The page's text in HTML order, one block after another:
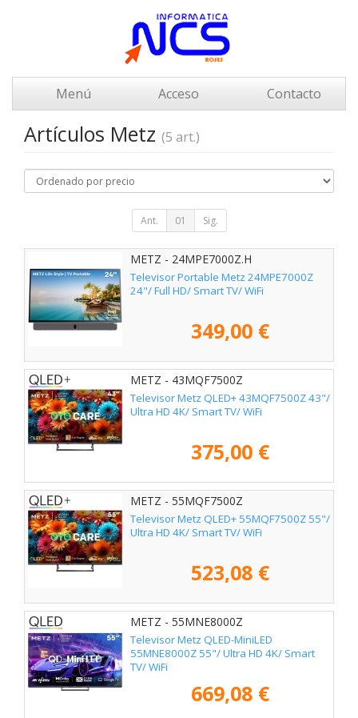
Menú Acceso Contacto
Artículos Metz (5 art.)
Ant. 01 Sig.
METZ - 24MPE7000Z.H
Televisor Portable Metz 24MPE7000Z
24"/ Full HD/ Smart TV/ WiFi
349,00 €
METZ - 43MQF7500Z
Televisor Metz QLED+ 43MQF7500Z 43"/
Ultra HD 4K/ Smart TV/ WiFi
375,00 €
METZ - 55MQF7500Z
Televisor Metz QLED+ 55MQF7500Z 55"/
Ultra HD 4K/ Smart TV/ WiFi
523,08 €
METZ - 55MNE8000Z
Televisor Metz QLED-MiniLED
55MNE8000Z 55"/ Ultra HD 4K/ Smart
TV/ WiFi
669,08 €